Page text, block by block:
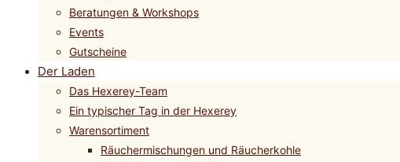
Beratungen & Workshops
Events
Gutscheine
Der Laden
Das Hexerey-Team
Ein typischer Tag in der Hexerey
Warensortiment
Räuchermischungen und Räucherkohle